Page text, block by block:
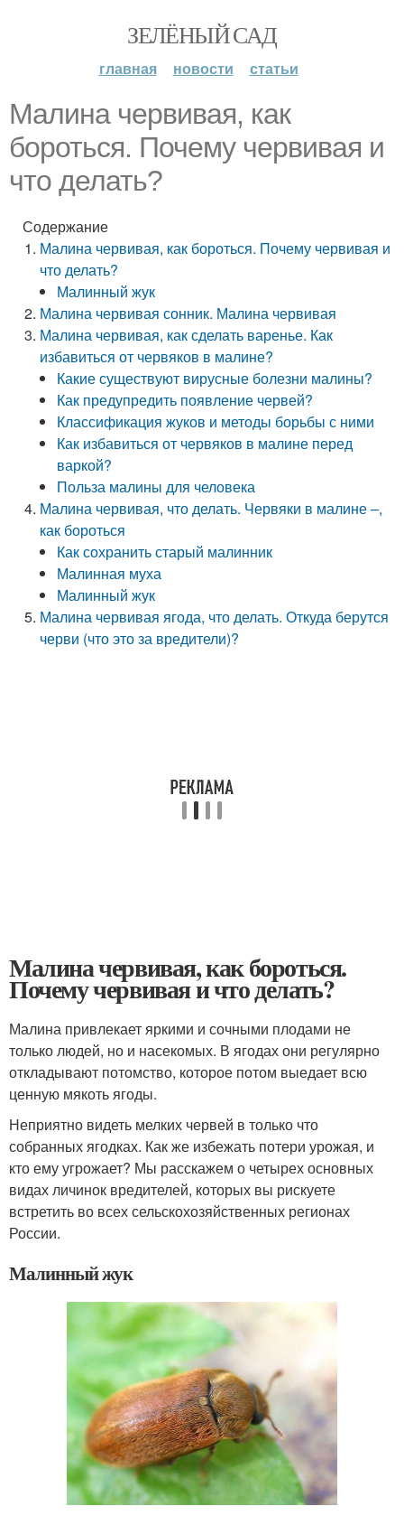
ЗЕЛЁНЫЙ САД
главная новости статьи
Малина червивая, как
бороться. Почему червивая и
что делать?
Содержание
Малина червивая, как бороться. Почему червивая и
что делать?
Малинный жук
Малина червивая сонник. Малина червивая
Малина червивая, как сделать варенье. Как
избавиться от червяков в малине?
Какие существуют вирусные болезни малины?
Как предупредить появление червей?
Классификация жуков и методы борьбы с ними
Как избавиться от червяков в малине перед
варкой?
Польза малины для человека
Малина червивая, что делать. Червяки в малине –,
как бороться
Как сохранить старый малинник
Малинная муха
Малинный жук
Малина червивая ягода, что делать. Откуда берутся
черви (что это за вредители)?
Малина червивая, как бороться.
Почему червивая и что делать?
Малина привлекает яркими и сочными плодами не
только людей, но и насекомых. В ягодах они регулярно
откладывают потомство, которое потом выедает всю
ценную мякоть ягоды.
Неприятно видеть мелких червей в только что
собранных ягодках. Как же избежать потери урожая, и
кто ему угрожает? Мы расскажем о четырех основных
видах личинок вредителей, которых вы рискуете
встретить во всех сельскохозяйственных регионах
России.
Малинный жук